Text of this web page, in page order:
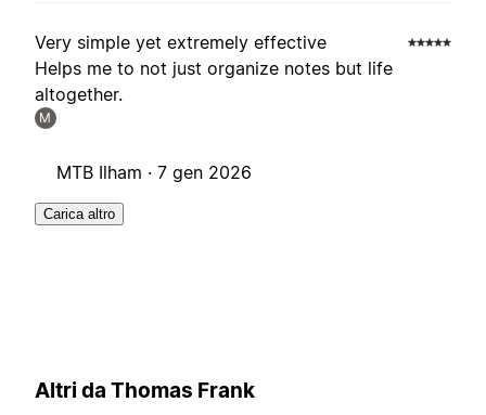
Very simple yet extremely effective
Helps me to not just organize notes but life
altogether.
M
MTB Ilham · 7 gen 2026
Carica altro
Altri da Thomas Frank